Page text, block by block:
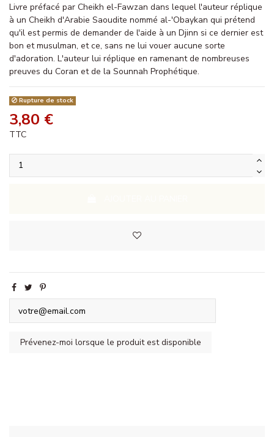
Livre préfacé par Cheikh el-Fawzan dans lequel l'auteur réplique
à un Cheikh d'Arabie Saoudite nommé al-'Obaykan qui prétend
qu'il est permis de demander de l'aide à un Djinn si ce dernier est
bon et musulman, et ce, sans ne lui vouer aucune sorte
d'adoration. L'auteur lui réplique en ramenant de nombreuses
preuves du Coran et de la Sounnah Prophétique.
Rupture de stock
3,80 €
TTC